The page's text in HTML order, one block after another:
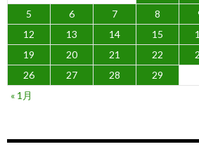
5
6 7 8
12
13 14 15
19
20 21 22
26
27 28
29
« 1月